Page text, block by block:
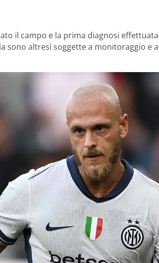
il campo e la prima diagnosi
sono altresì soggette a monitoraggio e